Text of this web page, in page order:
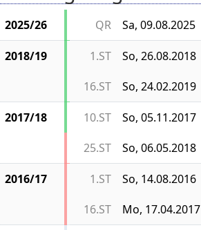
2025/26 QR Sa, 09.08.2025
2018/19 1.ST So, 26.08.2018
16.ST
So, 24.02.2019
2017/18 10.ST So, 05.11.2017
25.ST
So, 06.05.2018
2016/17 1.ST So, 14.08.2016
16.ST
Mo, 17.04.2017